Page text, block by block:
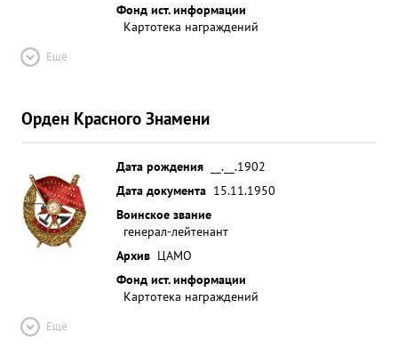
Фонд ист. информации
Картотека награждений
Ещё
Орден Красного Знамени
Дата рождения
__.__.1902
Дата документа 15.11.1950
Воинское звание
генерал-лейтенант
Архив ЦАМО
Фонд ист. информации
Картотека награждений
Ещё